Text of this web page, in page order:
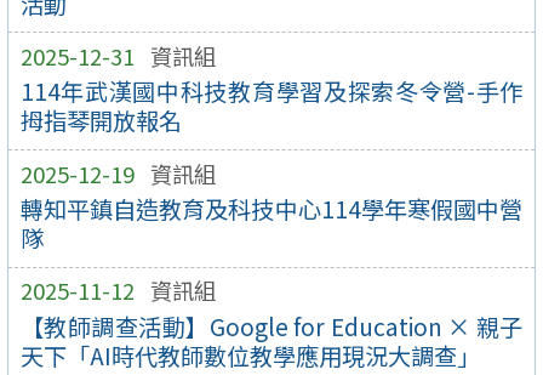
2025-12-31 資訊組
114年武漢國中科技教育學習及探索冬令營-手作
拇指琴開放報名
2025-12-19 資訊組
轉知平鎮自造教育及科技中心114學年寒假國中營
隊
2025-11-12 資訊組
【教師調查活動】Google for Education × 親子
天下「AI時代教師數位教學應用現況大調查」